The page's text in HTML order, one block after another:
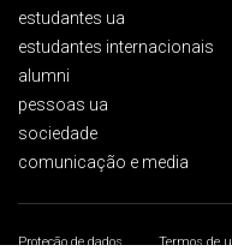
estudantes ua
estudantes internacionais
alumni
pessoas ua
sociedade
comunicação e media
Proteção de dados Termos de